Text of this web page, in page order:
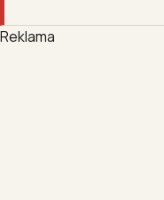
Reklama